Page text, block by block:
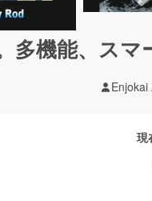
多機能、ス
Enjokai
現